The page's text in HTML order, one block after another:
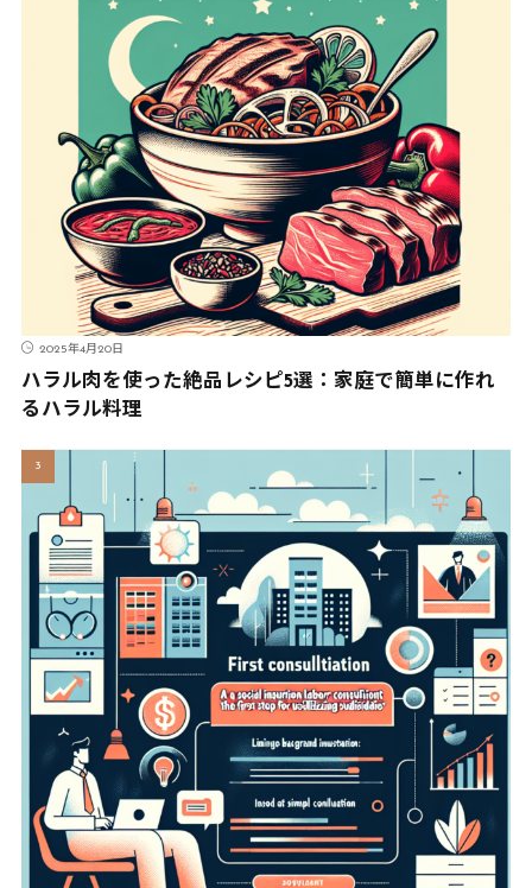
2025年4月20日
ハラル肉を使った絶品レシピ5選：家庭で簡単に作れ
るハラル料理